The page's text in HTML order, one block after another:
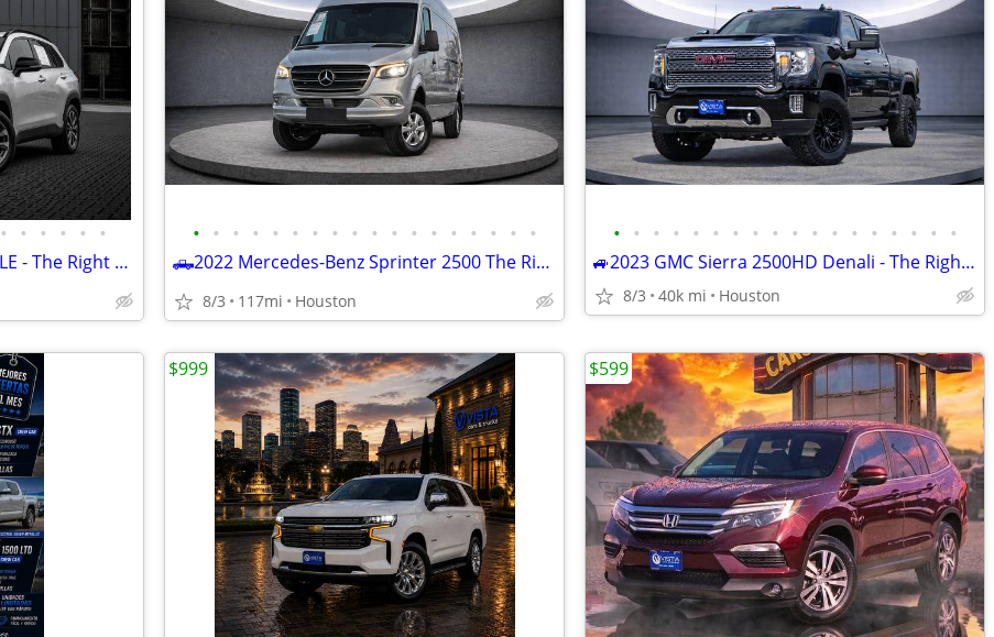
• • • • • •
🛻 2025 Toyot Corolla Cross XLE - The Right Car for You - CALL Victor
• • • • • • • • • • • • • • • • • •
🛻2022 Mercedes-Benz Sprinter 2500 The Right Car for You - CALL Victor
8/3 117mi Houston
• • • • • • • • • • • • • • • • • •
🚙2023 GMC Sierra 2500HD Denali - The Right Car for You - CALL Victor
8/3 40k mi Houston
$999 $599